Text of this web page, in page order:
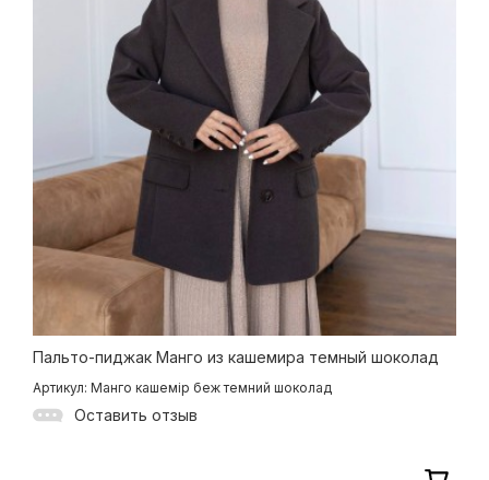
Пальто-пиджак Манго из кашемира темный шоколад
Артикул: Манго кашемір беж темний шоколад
Оставить отзыв